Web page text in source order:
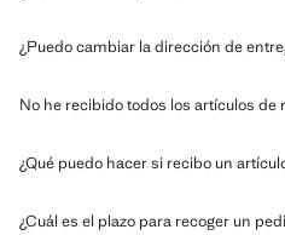
¿Puedo cambiar la dirección de
No he recibido todos los artículos de
¿Qué puedo hacer si recibo un
¿Cuál es el plazo para recoger un